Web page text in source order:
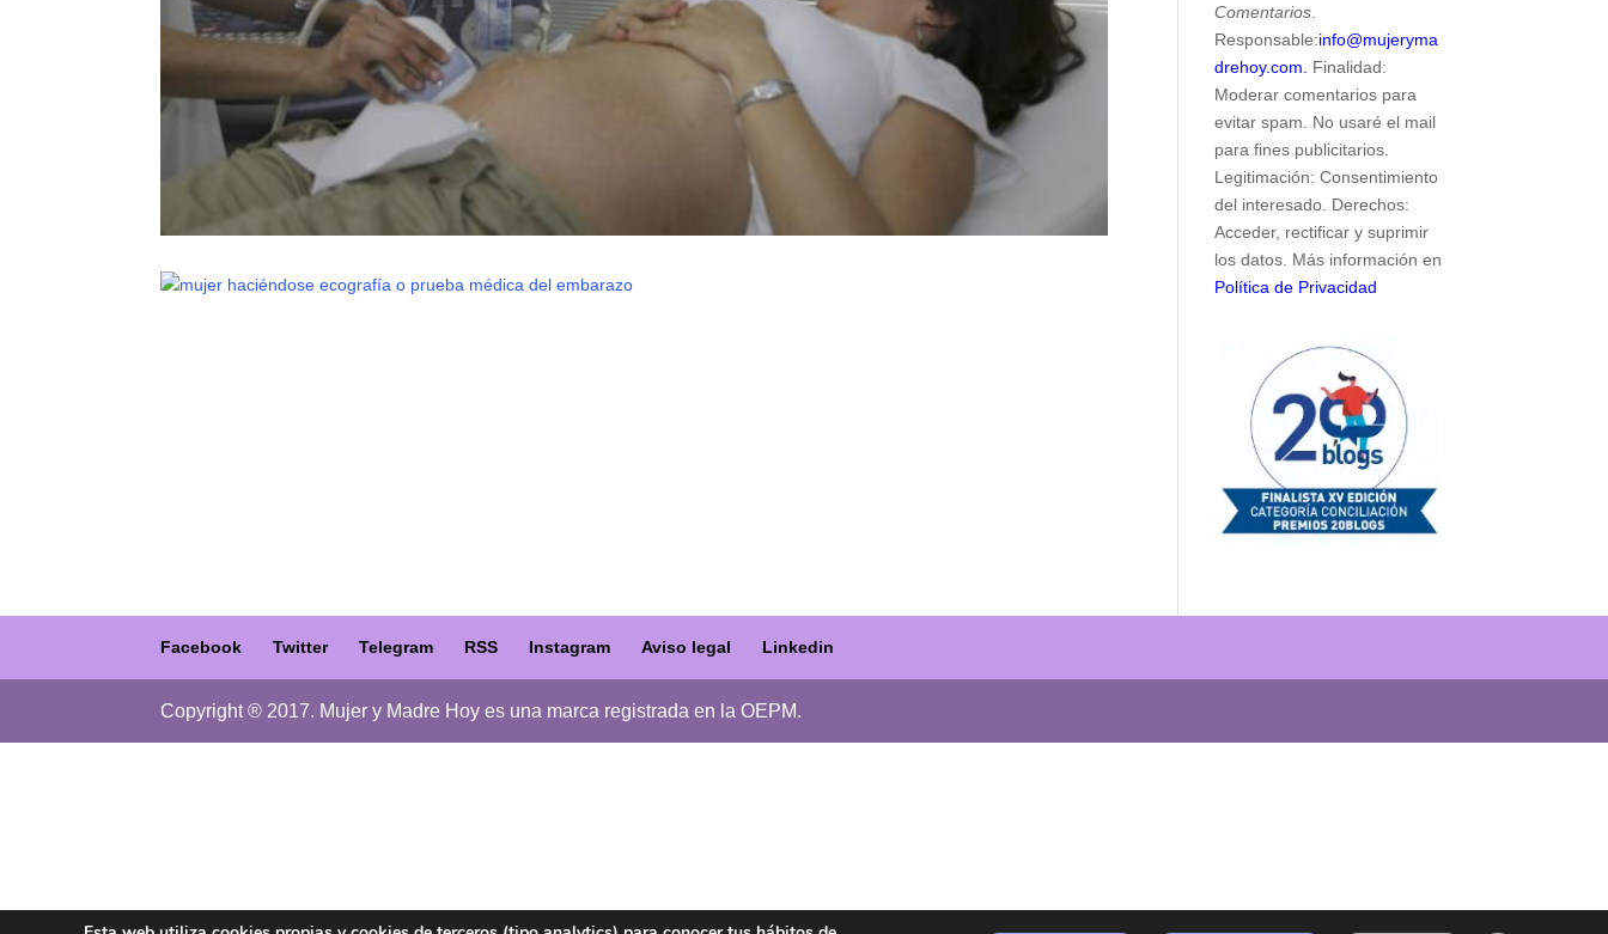
Comentarios
Responsable:info@mujeryma
drehoy.com.
Finalidad:
Moderar comentarios para
evitar spam. No usaré el mail
para fines publicitarios.
Legitimación: Consentimiento
del interesado. Derechos:
Acceder, rectificar y suprimir
los datos. Más información en
Política de Privacidad
Facebook Twitter Telegram RSS Instagram Aviso legal Linkedin
Copyright ® 2017. Mujer y Madre Hoy es una marca registrada en la OEPM.